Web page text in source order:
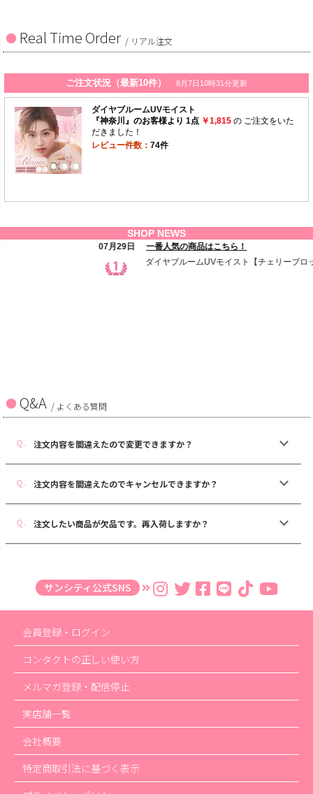
Real Time Order / リアル注文
Q&A / よくある質問
注文内容を間違えたので変更できますか？
注文内容を間違えたのでキャンセルできますか？
注文したい商品が欠品です。再入荷しますか？
サンシティ公式SNS
会員登録・ログイン
コンタクトの正しい使い方
メルマガ登録・配信停止
実店舗一覧
会社概要
特定商取引法に基づく表示